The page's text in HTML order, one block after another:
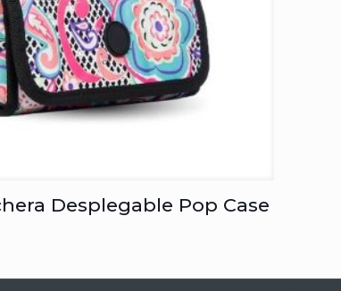
Desplegable Pop Case